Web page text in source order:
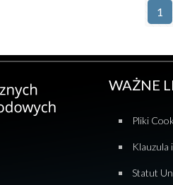
1
WAŻNE
Pliki
Klauzula
Statut